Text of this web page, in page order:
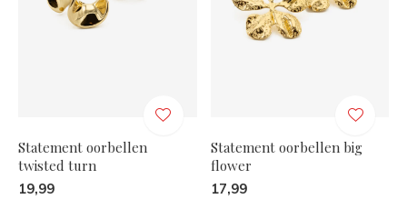
Statement oorbellen
twisted turn
19,99
Statement oorbellen big
flower
17,99